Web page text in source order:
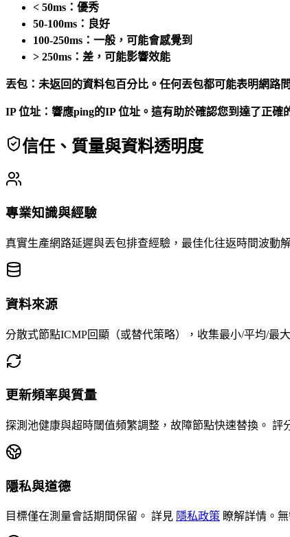
< 50ms：優秀
50-100ms：良好
100-250ms：一般，可能會感覺到
> 250ms：差，可能影響效能
丟包：未返回的資料包百分比。任何丟包都可能表明網路
IP 位址：響應ping的IP 位址。這有助於確認您到達了正確
信任、質量與資料透明度
專業知識與經驗
真實生產網路延遲與丟包排查經驗，最佳化往返時間波動
資料來源
分散式節點ICMP回顯（或替代策略），收集最小/平均/最
更新頻率與質量
探測池健康與超時閾值頻繁調整，故障節點快速替換。 評
隱私與道德
目標僅在測量會話期間保留。 詳見 隱私政策 瞭解詳情。